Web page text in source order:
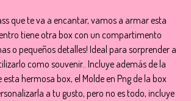
que te va a encantar, vamos a armar esta
tiene otra box con un compartimento
o pequeños detalles! Ideal para sorprender a
como souvenir.. Incluye además de la
hermosa box, el Molde en Png de la box
a tu gusto, pero no es todo, incluye